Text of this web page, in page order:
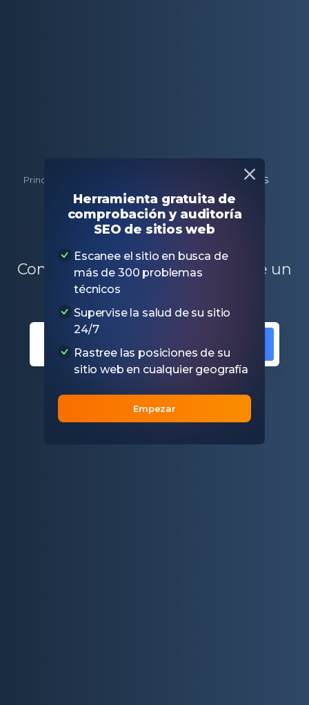
Principal Búsqueda DNS
Búsqueda DNS
Compruebe los registros DNS de un
sitio web específico
Herramienta gratuita de
comprobación y auditoría
SEO de sitios web
Escanee el sitio en busca de
más de 300 problemas
técnicos
Supervise la salud de su sitio
24/7
Rastree las posiciones de su
sitio web en cualquier geografía
Empezar